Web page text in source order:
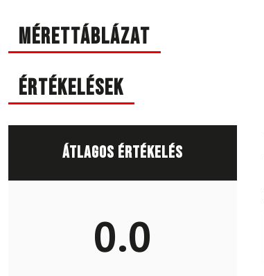
Mérettáblázat
Értékelések
Átlagos értékelés
0.0